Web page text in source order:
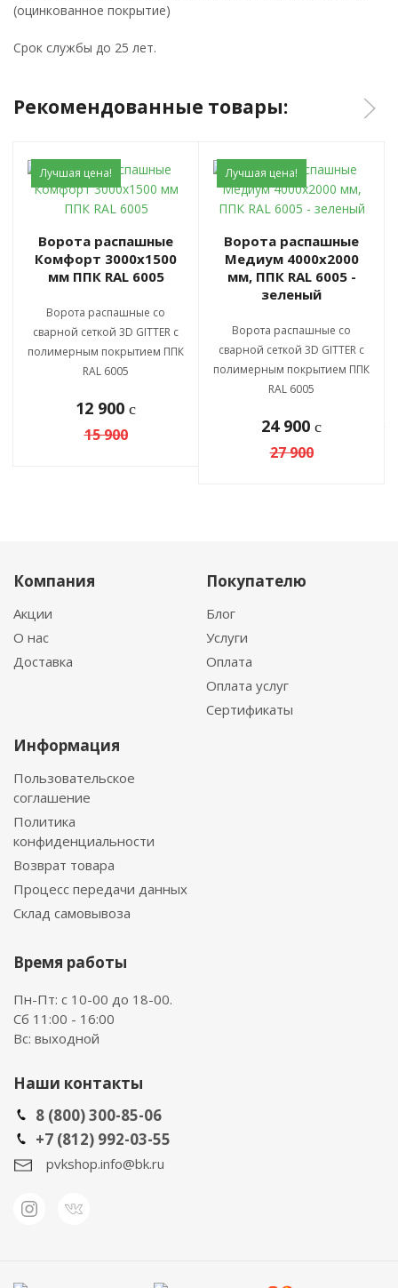
(оцинкованное покрытие)
Срок службы до 25 лет.
Рекомендованные товары:
Лучшая цена!
Ворота распашные
Комфорт 3000х1500
мм ППК RAL 6005
Ворота распашные со
сварной сеткой 3D GITTER с
полимерным покрытием ППК
RAL 6005
12 900 c
15 900
Лучшая цена!
Ворота распашные
Медиум 4000х2000
мм, ППК RAL 6005 -
зеленый
Ворота распашные со
сварной сеткой 3D GITTER с
полимерным покрытием ППК
RAL 6005
24 900 c
27 900
Компания
Акции
О нас
Доставка
Покупателю
Блог
Услуги
Оплата
Оплата услуг
Сертификаты
Информация
Пользовательское
соглашение
Политика
конфиденциальности
Возврат товара
Процесс передачи данных
Склад самовывоза
Время работы
Пн-Пт: с 10-00 до 18-00.
Сб 11:00 - 16:00
Вс: выходной
Наши контакты
8 (800) 300-85-06
+7 (812) 992-03-55
pvkshop.info@bk.ru